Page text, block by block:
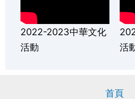
2022-2023中華文化
活動
活
首頁